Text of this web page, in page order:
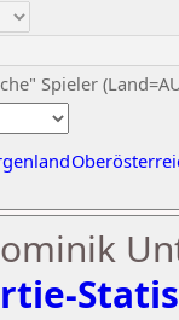
Spieler